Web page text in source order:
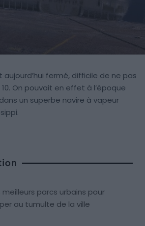
fermé, difficile de ne pas
On pouvait en effet à l’époque
un superbe navire à vapeur
meilleurs parcs urbains pour
au tumulte de la ville